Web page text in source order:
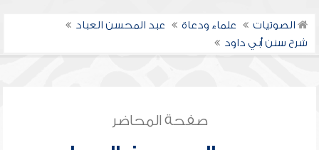
الصوتيات علماء ودعاة
عبد المحسن العباد
شرح سنن أبي داود
صفحة المحاضر